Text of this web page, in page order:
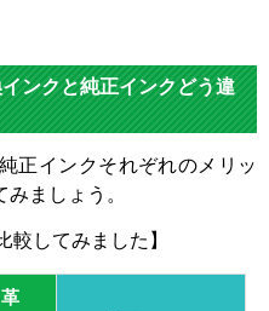
換インク
ンクと純正インクどう違
正インクそれぞれのメリッ
ましょう。
較してみました】